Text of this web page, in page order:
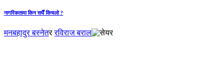
नागरिकतामा किन सधैँ किचलो ?
मनबहादुर बस्नेतररविराज बराल